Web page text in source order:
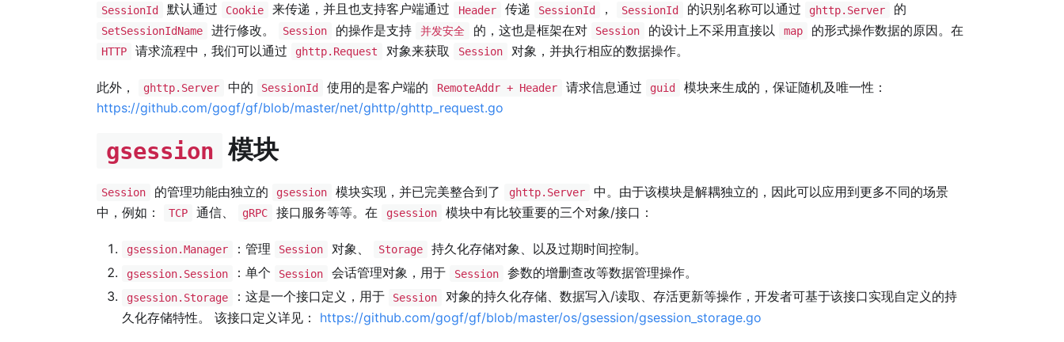
SessionId 默认通过 Cookie 来传递，并且也支持客户端通过 Header 传递 SessionId ， SessionId 的识别名称可以通过 ghttp.Server 的
SetSessionIdName 进行修改。 Session 的操作是支持 并发安全 的，这也是框架在对 Session 的设计上不采用直接以 map 的形式操作数据的原因。在
HTTP 请求流程中，我们可以通过 ghttp.Request 对象来获取 Session 对象，并执行相应的数据操作。
此外， ghttp.Server 中的 SessionId 使用的是客户端的 RemoteAddr + Header 请求信息通过 guid
模块来生成的，保证随机及唯一性：
https://github.com/gogf/gf/blob/master/net/ghttp/ghttp_request.go
gsession 模块
Session 的管理功能由独立的 gsession 模块实现，并已完美整合到了 ghttp.Server
中。由于该模块是解耦独立的，因此可以应用到更多不同的场景
中，例如：
TCP 通信、 gRPC 接口服务等等。在 gsession 模块中有比较重要的三个对象/接口：
gsession.Manager ：管理 Session 对象、 Storage 持久化存储对象、以及过期时间控制。
gsession.Session ：单个 Session 会话管理对象，用于 Session 参数的增删查改等数据管理操作。
gsession.Storage ：这是一个接口定义，用于 Session
对象的持久化存储、数据写入/读取、存活更新等操作，开发者可基于该接口实现自定义的持
久化存储特性。 该接口定义详见： https://github.com/gogf/gf/blob/master/os/gsession/gsession_storage.go